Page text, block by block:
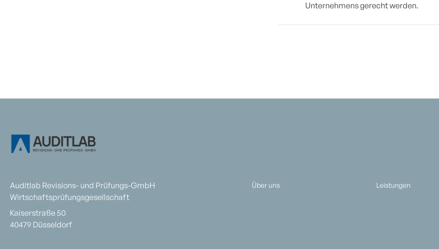
Unternehmens gerecht werden.
Auditlab Revisions- und Prüfungs-GmbH
Wirtschaftsprüfungsgesellschaft
Kaiserstraße 50
40479 Düsseldorf
Über uns Leistungen